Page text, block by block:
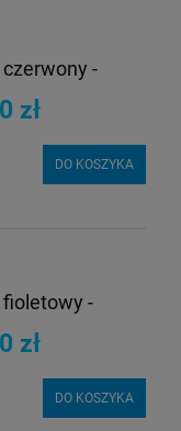
-
zł
DO KOSZYKA
-
zł
DO KOSZYKA